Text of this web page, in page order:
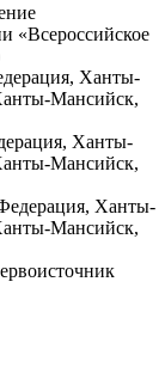
«Всероссийское
Ханты-
Мансийск,
Ханты-
Мансийск,
Ханты-
Мансийск,